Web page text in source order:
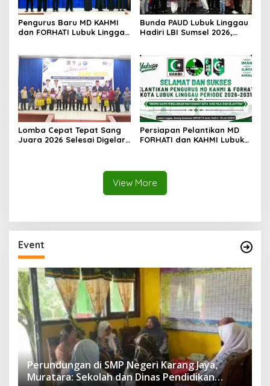
Pengurus Baru MD KAHMI
dan FORHATI Lubuk Linggau
Bunda PAUD Lubuk Linggau
Hadiri LBI Sumsel 2026,
Kembang Anak
Lomba Cepat Tepat Sang
Juara 2026 Selesai Digelar,
Persiapan Pelantikan MD
FORHATI dan KAHMI Lubuk
View More
Event
Perundungan di SMP Negeri Karang Jaya,
Muratara: Sekolah dan Dinas Pendidikan